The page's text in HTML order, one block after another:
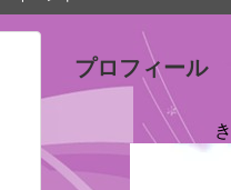
プロフィール